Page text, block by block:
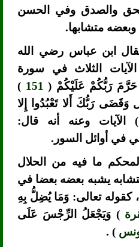
والصدق وفي الحسن
متشابها.
ابن عباس رضي الله
الثلاث في سورة
حَرَّمَ رَبُّكُمْ عَلَيْكُمْ (151
)
رَبُّكَ أَلا تَعْبُدُوا إِلا
) الآيات وعنه أنه قال:
في أوائل السور.
ما فيه من الحلال
يشبه بعضه بعضا في
كقوله تعالى: وَمَا يُضِلُّ بِهِ
) وَيَجْعَلُ الرِّجْسَ عَلَى
) .